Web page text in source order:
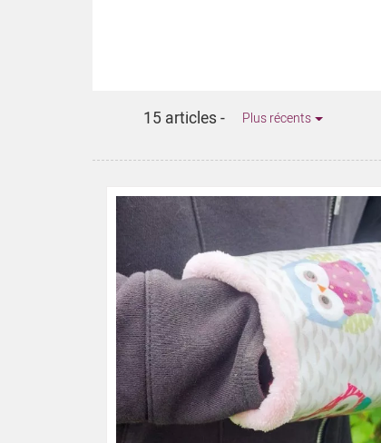
15 articles - Plus récents